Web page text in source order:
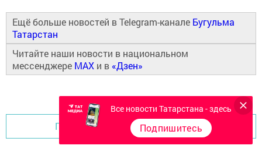
Ещё больше новостей в Telegram-канале Бугульма
Татарстан
Читайте наши новости в национальном
мессенджере MAX и в «Дзен»
Перейти на страницу новости
Все новости Татарстана - здесь
Подпишитесь